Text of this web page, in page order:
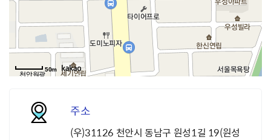
50m
주소
(우)31126 천안시 동남구 원성1길 19(원성